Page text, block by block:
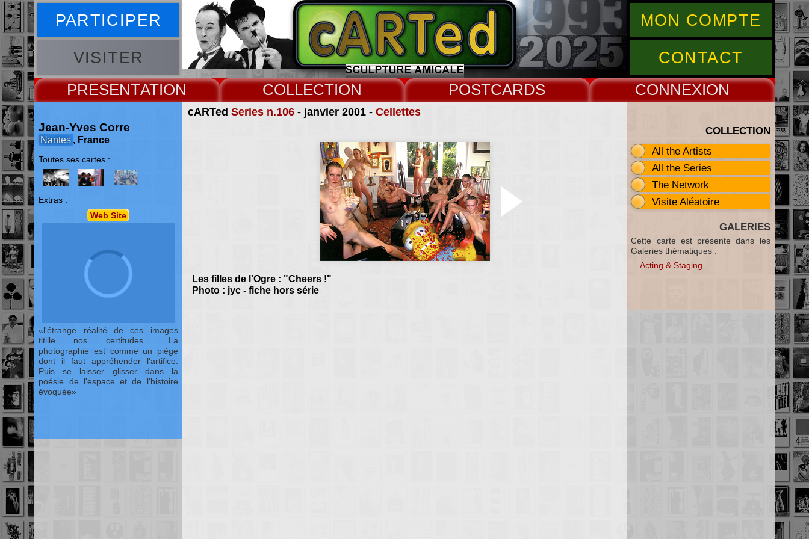
PARTICIPER
VISITER
MON COMPTE
CONTACT
PRESENT COLLECT CARDS CONNEX
cARTed Series n.106- janvier 2001 - Cellettes
Les filles de l'Ogre : "Cheers !"
Photo : jyc - fiche hors série
Jean-Yves Corre
Nantes , France
Toutes ses cartes :
Extras :
Web Site
l'étrange réalité de ces images
titille nos certitudes... La
photographie est comme un piège
dont il faut appréhender l'artifice.
Puis se laisser glisser dans la
poésie de l'espace et de l'histoire
évoquée
COLLECTION
All the Artists
All the Series
The Network
Visite Aléatoire
GALERIES
Cette carte est présente dans les
Galeries thématiques :
Acting & Staging